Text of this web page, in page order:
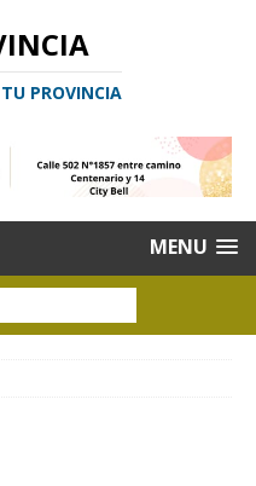
PROVINCIA
MENU